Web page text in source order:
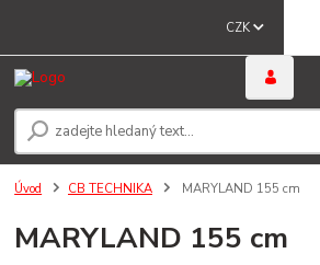
CZK
Úvod CB TECHNIKA MARYLAND 155 cm
MARYLAND 155 cm